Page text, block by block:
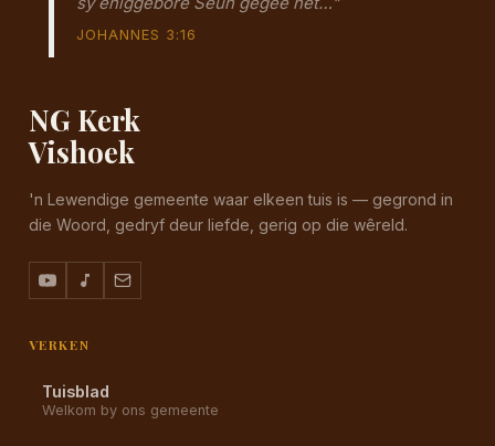
JOHANNES 3:16
NG Kerk
Vishoek
'n Lewendige gemeente waar elkeen tuis is — gegrond in
die Woord, gedryf deur liefde, gerig op die wêreld.
VERKEN
Tuisblad
Welkom by ons gemeente